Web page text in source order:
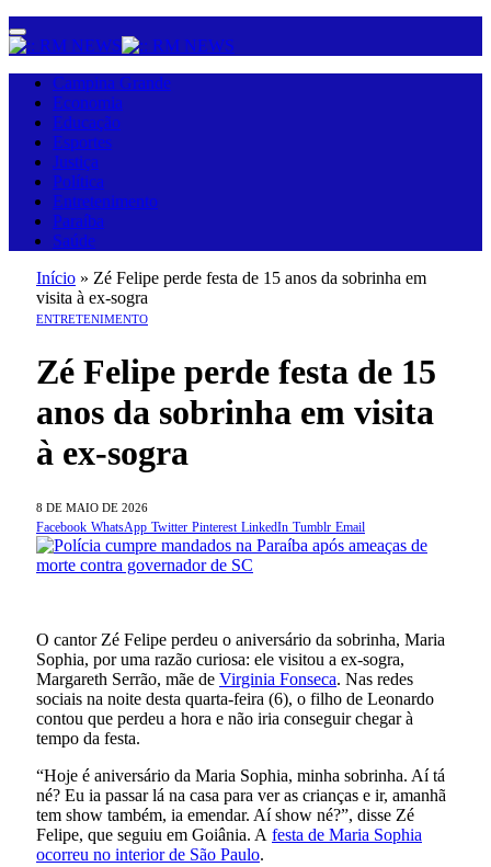
Campina Grande
Economia
Educação
Esportes
Justiça
Política
Entretenimento
Paraíba
Saúde
Início » Zé Felipe perde festa de 15 anos da sobrinha em
visita à ex-sogra
ENTRETENIMENTO
Zé Felipe perde festa de 15
anos da sobrinha em visita
à ex-sogra
8 DE MAIO DE 2026
Facebook WhatsApp Twitter Pinterest LinkedIn Tumblr Email
O cantor Zé Felipe perdeu o aniversário da sobrinha, Maria
Sophia, por uma razão curiosa: ele visitou a ex-sogra,
Margareth Serrão, mãe de Virginia Fonseca. Nas redes
sociais na noite desta quarta-feira (6), o filho de Leonardo
contou que perdeu a hora e não iria conseguir chegar à
tempo da festa.
“Hoje é aniversário da Maria Sophia, minha sobrinha. Aí tá
né? Eu ia passar lá na casa para ver as crianças e ir, amanhã
tem show também, ia emendar. Aí show né?”, disse Zé
Felipe, que seguiu em Goiânia. A festa de Maria Sophia
ocorreu no interior de São Paulo.